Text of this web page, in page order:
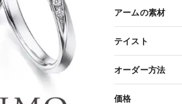
アームの素材
テイスト
オーダー方法
価格